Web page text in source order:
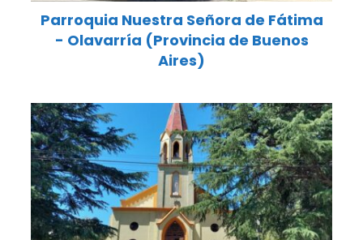
Parroquia Nuestra Señora de Fátima
- Olavarría (Provincia de Buenos
Aires)